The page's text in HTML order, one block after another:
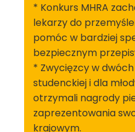
* Konkurs MHRA
lekarzy do
pomóc w bardziej
bezpiecznym
* Zwycięzcy w
studenckiej i dla
otrzymali nagrody
zaprezentowania
krajowym.